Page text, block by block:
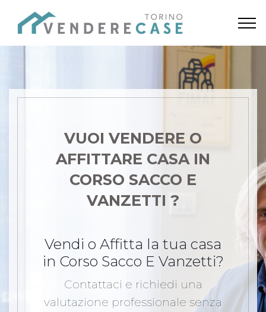
VUOI VENDERE O
AFFITTARE CASA IN
CORSO SACCO E
VANZETTI ?
Vendi o Affitta la tua casa
in Corso Sacco E Vanzetti?
Contattaci e richiedi una
valutazione professionale senza